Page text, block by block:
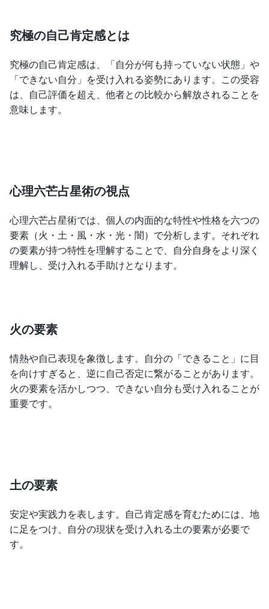
究極の自己肯定感とは
究極の自己肯定感は、「自分が何も持っていない状態」や
「できない自分」を受け入れる姿勢にあります。この受容
は、自己評価を超え、他者との比較から解放されることを
意味します。
心理六芒占星術の視点
心理六芒占星術では、個人の内面的な特性や性格を六つの
要素（火・土・風・水・光・闇）で分析します。それぞれ
の要素が持つ特性を理解することで、自分自身をより深く
理解し、受け入れる手助けとなります。
火の要素
情熱や自己表現を象徴します。自分の「できること」に目
を向けすぎると、逆に自己否定に繋がることがあります。
火の要素を活かしつつ、できない自分も受け入れることが
重要です。
土の要素
安定や実践力を表します。自己肯定感を育むためには、地
に足をつけ、自分の現状を受け入れる土の要素が必要で
す。